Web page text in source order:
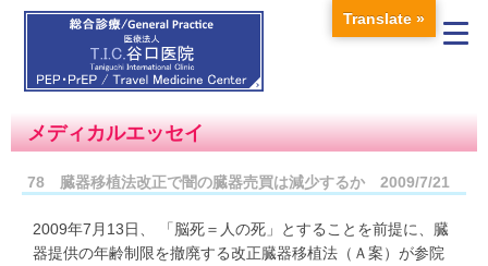
メディカルエッセイ
78 臓器移植法改正で闇の臓器売買は減少するか 2009/7/21
2009年7月13日、 「脳死＝人の死」とすることを前提に、臓
器提供の年齢制限を撤廃する改正臓器移植法（Ａ案）が参院
Translate »